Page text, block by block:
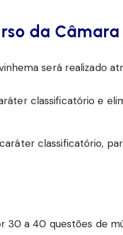
da
será realizado
classificatório e
classificatório,
30 a 40 questões de